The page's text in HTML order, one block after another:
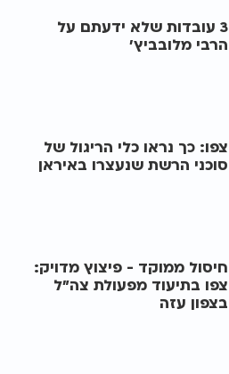
3 עובדות שלא ידעתם על
הרבי מלובביץ'
צפו: כך נראו כלי הריגול של
סוכני הרשת שנעצרו באיראן
חיסול ממוקד - פיצוץ מדויק:
צפו בתיעוד מפעולת צה"ל
בצפון עזה